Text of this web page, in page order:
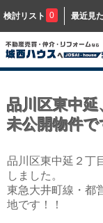
検討リスト 0 最近見
品川区東中延
未公開物件で
品川区東中延２丁
しました。
東急大井町線・都
地です！！